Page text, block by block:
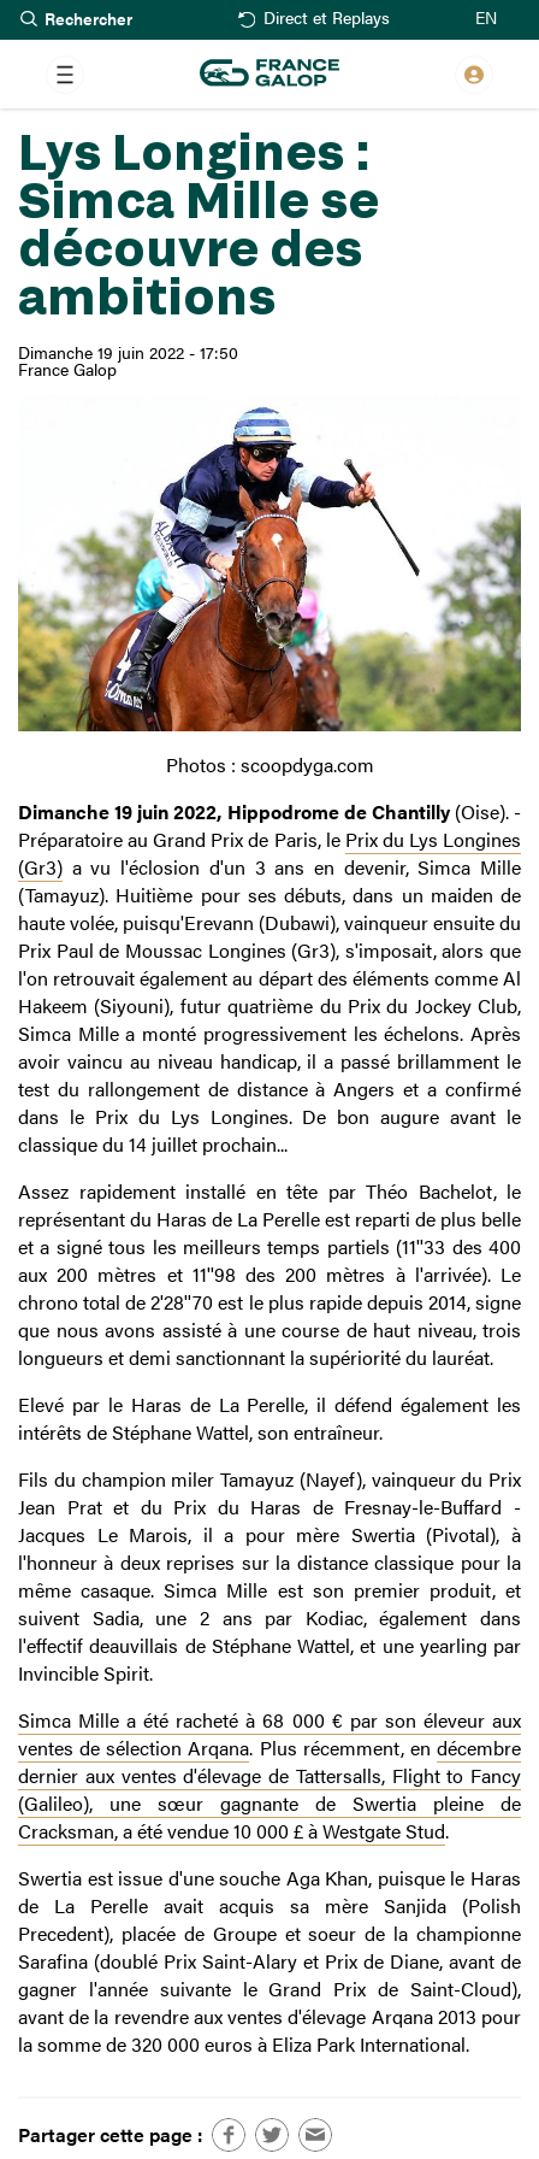
Aller
au
contenu
principal
Rechercher Direct et Replays EN
Lys Longines :
Simca Mille se
découvre des
ambitions
Dimanche 19 juin 2022 - 17:50
France Galop
Photos : scoopdyga.com
Dimanche 19 juin 2022, Hippodrome de Chantilly(Oise). -
Préparatoire au Grand Prix de Paris, le Prix du Lys Longines
(Gr3) a vu l'éclosion d'un 3 ans en devenir, Simca Mille
(Tamayuz). Huitième pour ses débuts, dans un maiden de
haute volée, puisqu'Erevann (Dubawi), vainqueur ensuite du
Prix Paul de Moussac Longines (Gr3), s'imposait, alors que
l'on retrouvait également au départ des éléments comme Al
Hakeem (Siyouni), futur quatrième du Prix du Jockey Club,
Simca Mille a monté progressivement les échelons. Après
avoir vaincu au niveau handicap, il a passé brillamment le
test du rallongement de distance à Angers et a confirmé
dans le Prix du Lys Longines. De bon augure avant le
classique du 14 juillet prochain...
Assez rapidement installé en tête par Théo Bachelot, le
représentant du Haras de La Perelle est reparti de plus belle
et a signé tous les meilleurs temps partiels (11''33 des 400
aux 200 mètres et 11''98 des 200 mètres à l'arrivée). Le
chrono total de 2'28''70 est le plus rapide depuis 2014, signe
que nous avons assisté à une course de haut niveau, trois
longueurs et demi sanctionnant la supériorité du lauréat.
Elevé par le Haras de La Perelle, il défend également les
intérêts de Stéphane Wattel, son entraîneur.
Fils du champion miler Tamayuz (Nayef), vainqueur du Prix
Jean Prat et du Prix du Haras de Fresnay-le-Buffard -
Jacques Le Marois, il a pour mère Swertia (Pivotal), à
l'honneur à deux reprises sur la distance classique pour la
même casaque. Simca Mille est son premier produit, et
suivent Sadia, une 2 ans par Kodiac, également dans
l'effectif deauvillais de Stéphane Wattel, et une yearling par
Invincible Spirit.
Simca Mille a été racheté à 68 000 € par son éleveur aux
ventes de sélection Arqana. Plus récemment, endécembre
dernier aux ventes d'élevage de Tattersalls, Flight to Fancy
(Galileo), une sœur gagnante de Swertia pleine de
Cracksman, a été vendue 10 000 £ à Westgate Stud.
Swertia est issue d'une souche Aga Khan, puisque le Haras
de La Perelle avait acquis sa mère Sanjida (Polish
Precedent), placée de Groupe et soeur de la championne
Sarafina (doublé Prix Saint-Alary et Prix de Diane, avant de
gagner l'année suivante le Grand Prix de Saint-Cloud),
avant de la revendre aux ventes d'élevage Arqana 2013 pour
la somme de 320 000 euros à Eliza Park International.
Partager cette page :